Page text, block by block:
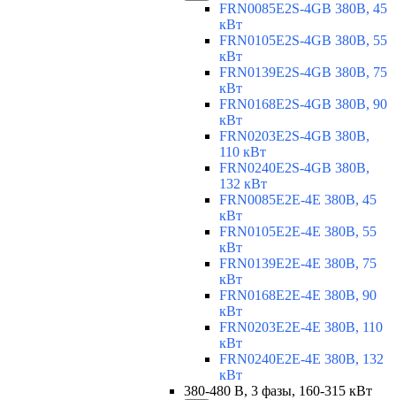
FRN0085E2S-4GB 380В, 45
кВт
FRN0105E2S-4GB 380В, 55
кВт
FRN0139E2S-4GB 380В, 75
кВт
FRN0168E2S-4GB 380В, 90
кВт
FRN0203E2S-4GB 380В,
110 кВт
FRN0240E2S-4GB 380В,
132 кВт
FRN0085E2E-4E 380В, 45
кВт
FRN0105E2E-4E 380В, 55
кВт
FRN0139E2E-4E 380В, 75
кВт
FRN0168E2E-4E 380В, 90
кВт
FRN0203E2E-4E 380В, 110
кВт
FRN0240E2E-4E 380В, 132
кВт
380-480 В, 3 фазы, 160-315 кВт